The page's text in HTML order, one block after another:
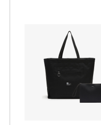
Купить